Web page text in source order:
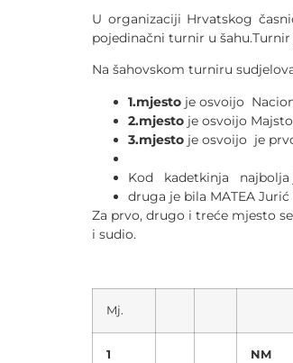
U organizaciji Hrvatskog
pojedinačni turnir u
Na šahovskom turniru
1.mjesto je osvoijo
2.mjesto je osvoijo
3.mjesto je osvoijo je
Kod kadetkinja najbolja
druga je bila MATEA
Za prvo, drugo i treće mjesto
i sudio.
Konačni
Mj.
1 NM